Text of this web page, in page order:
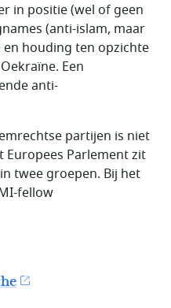
in positie (wel of geen
(anti-islam, maar
houding ten opzichte
Een
anti-
partijen is niet
Parlement zit
twee groepen. Bij het
fellow